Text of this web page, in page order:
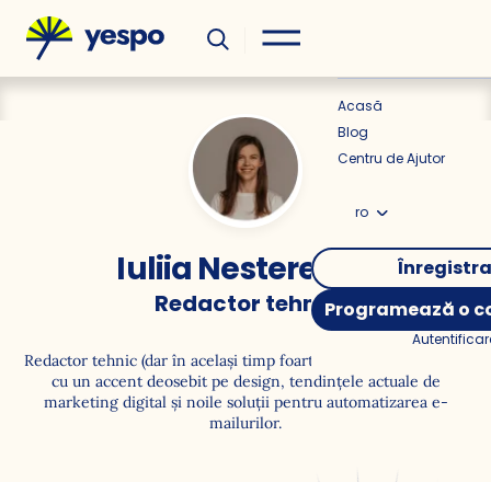
Acasă
Blog
Centru de Ajutor
ro
Programează o
Iuliia Nesterenko
Redactor tehnic
Redactor tehnic (dar în același timp foarte creativ) la eSputnik,
cu un accent deosebit pe design, tendințele actuale de
marketing digital și noile soluții pentru automatizarea e-
mailurilor.